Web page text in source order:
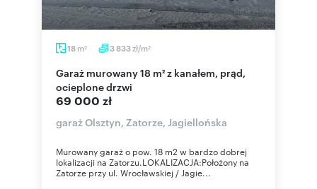
18 m2 3 833zł/m2
Garaż murowany 18 m² z kanałem, prąd,
ocieplone drzwi
69 000 zł
garaż Olsztyn, Zatorze, Jagiellońska
Murowany garaż o pow. 18 m2 w bardzo dobrej
lokalizacji na Zatorzu.LOKALIZACJA:Położony na
Zatorze przy ul. Wrocławskiej / Jagie...